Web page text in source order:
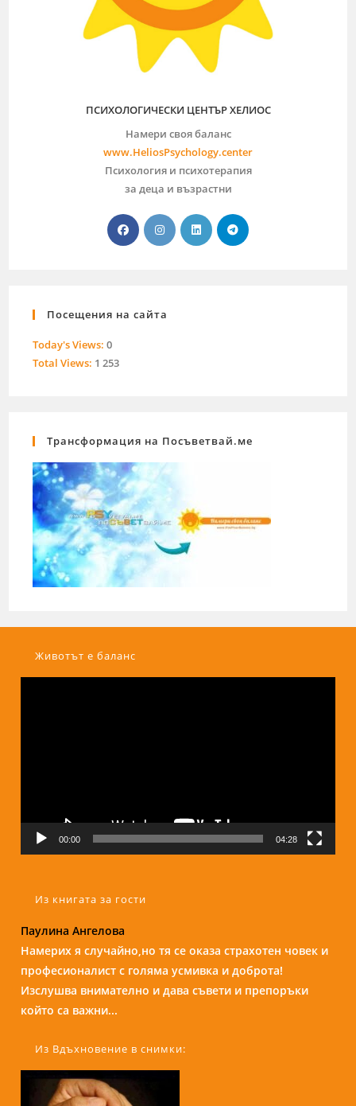
ПСИХОЛОГИЧЕСКИ ЦЕНТЪР ХЕЛИОС
Намери своя баланс
www.HeliosPsychology.center
Психология и психотерапия
за деца и възрастни
Посещения на сайта
Today's Views:0
Total Views: 1 253
Трансформация на Посъветвай.ме
Животът е баланс
00:00 04:28
Из книгата за гости
Паулина Ангелова
Намерих я случайно,но тя се оказа страхотен човек и
професионалист с голяма усмивка и доброта!
Изслушва внимателно и дава съвети и препоръки
който са важни...
Надежда Б.
Бори е изключителен човек и специалист. С
присъствието и усмивката си те кара да се чувстваш
спокойно и уютно сякаш си на кафе с приятелка....